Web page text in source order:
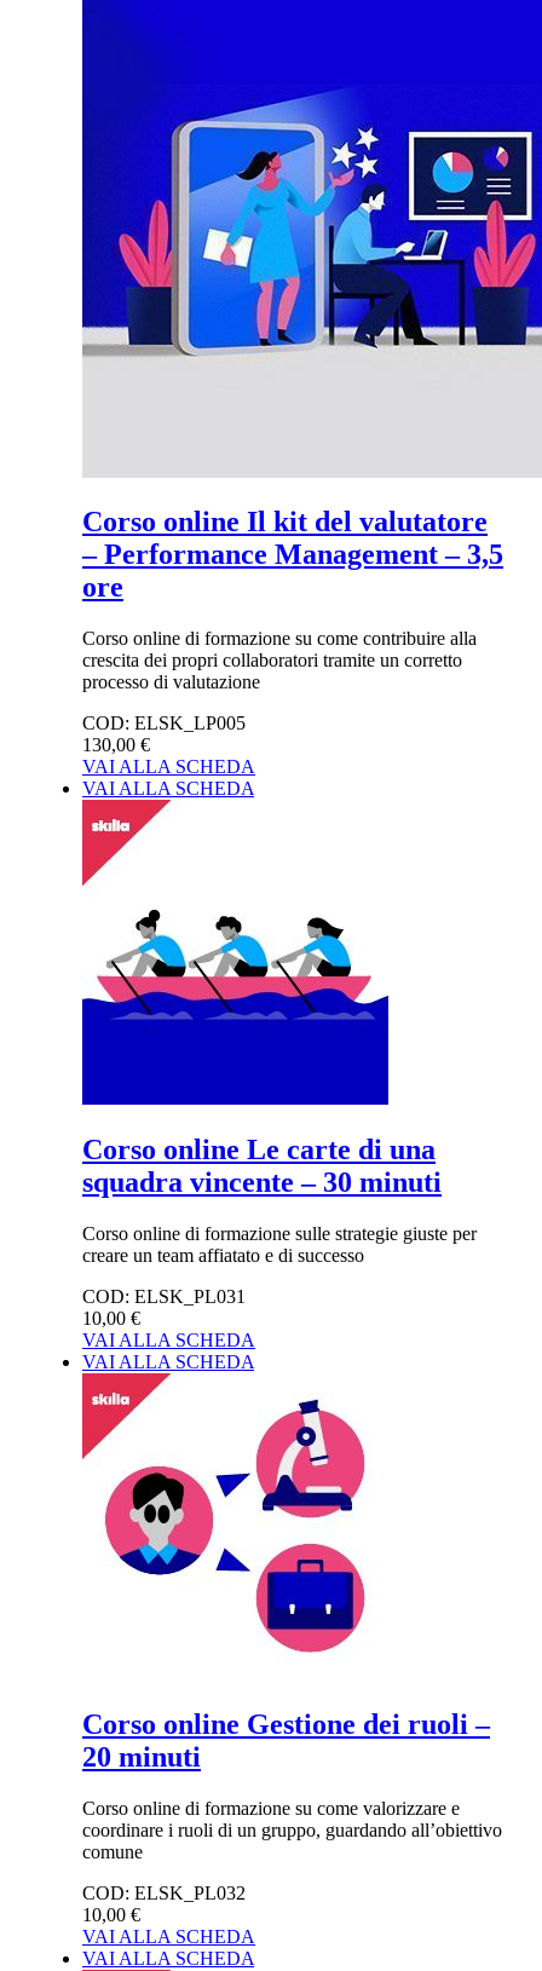
Corso online Il kit del valutatore
– Performance Management – 3,5
ore
Corso online di formazione su come contribuire alla
crescita dei propri collaboratori tramite un corretto
processo di valutazione
COD: ELSK_LP005
130,00 €
VAI ALLA SCHEDA
VAI ALLA SCHEDA
Corso online Le carte di una
squadra vincente – 30 minuti
Corso online di formazione sulle strategie giuste per
creare un team affiatato e di successo
COD: ELSK_PL031
10,00 €
VAI ALLA SCHEDA
VAI ALLA SCHEDA
Corso online Gestione dei ruoli –
20 minuti
Corso online di formazione su come valorizzare e
coordinare i ruoli di un gruppo, guardando all’obiettivo
comune
COD: ELSK_PL032
10,00 €
VAI ALLA SCHEDA
VAI ALLA SCHEDA